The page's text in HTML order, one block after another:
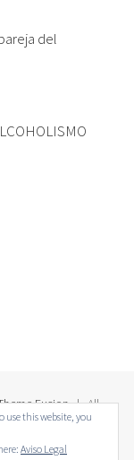
del
Fusion| All
use this website, you
Aviso Legal